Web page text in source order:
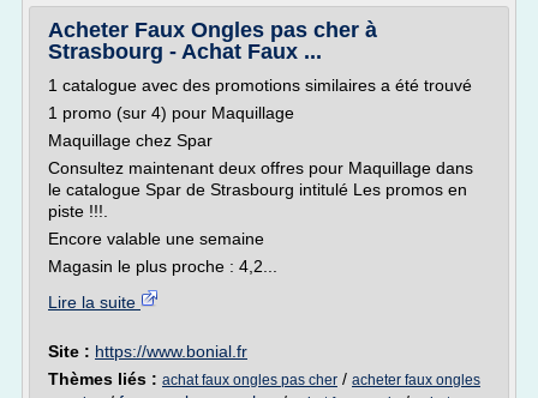
Acheter Faux Ongles pas cher à
Strasbourg - Achat Faux ...
1 catalogue avec des promotions similaires a été trouvé
1 promo (sur 4) pour Maquillage
Maquillage chez Spar
Consultez maintenant deux offres pour Maquillage dans
le catalogue Spar de Strasbourg intitulé Les promos en
piste !!!.
Encore valable une semaine
Magasin le plus proche : 4,2...
Lire la suite
Site : https://www.bonial.fr
Thèmes liés : achat faux ongles pas cher / acheter faux ongles